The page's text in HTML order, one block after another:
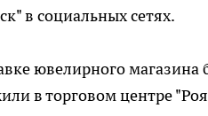
в социальных сетях.
ювелирного
в торговом центре